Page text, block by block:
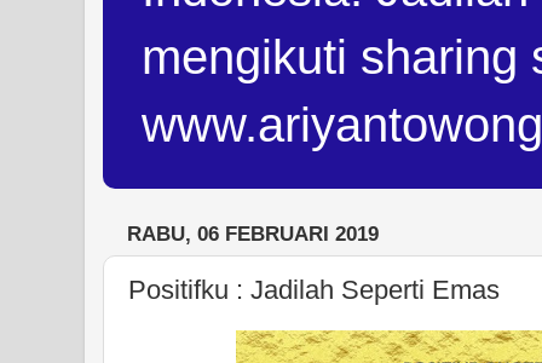
mengikuti sharing
RABU, 06 FEBRUARI 2019
Positifku : Jadilah Seperti Emas